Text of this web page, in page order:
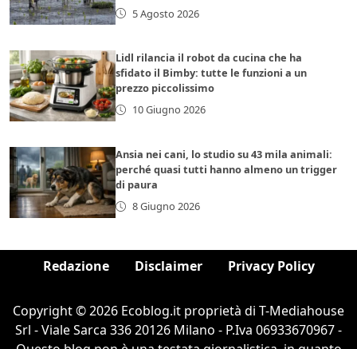
5 Agosto 2026
Lidl rilancia il robot da cucina che ha
sfidato il Bimby: tutte le funzioni a un
prezzo piccolissimo
10 Giugno 2026
Ansia nei cani, lo studio su 43 mila animali:
perché quasi tutti hanno almeno un trigger
di paura
8 Giugno 2026
Redazione Disclaimer Privacy Policy
Copyright © 2026 Ecoblog.it proprietà di T-Mediahouse
Srl - Viale Sarca 336 20126 Milano - P.Iva 06933670967 -